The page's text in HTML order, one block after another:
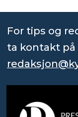
For tips og
ta kontakt på